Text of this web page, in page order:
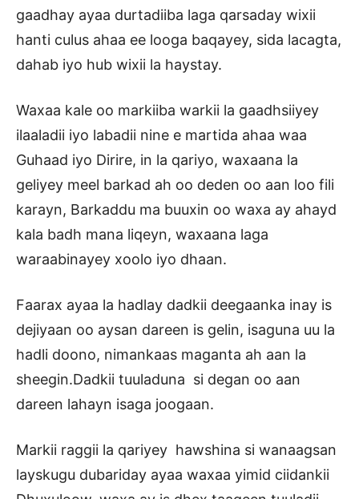
gaadhay ayaa durtadiiba laga qarsaday wixii
hanti culus ahaa ee looga baqayey, sida lacagta,
dahab iyo hub wixii la haystay.
Waxaa kale oo markiiba warkii la gaadhsiiyey
ilaaladii iyo labadii nine e martida ahaa waa
Guhaad iyo Dirire, in la qariyo, waxaana la
geliyey meel barkad ah oo deden oo aan loo fili
karayn, Barkaddu ma buuxin oo waxa ay ahayd
kala badh mana liqeyn, waxaana laga
waraabinayey xoolo iyo dhaan.
Faarax ayaa la hadlay dadkii deegaanka inay is
dejiyaan oo aysan dareen is gelin, isaguna uu la
hadli doono, nimankaas maganta ah aan la
sheegin.Dadkii tuuladuna si degan oo aan
dareen lahayn isaga joogaan.
Markii raggii la qariyey hawshina si wanaagsan
layskugu dubariday ayaa waxaa yimid ciidankii